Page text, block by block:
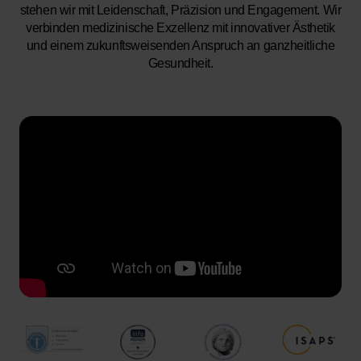
stehen wir mit Leidenschaft, Präzision und Engagement. Wir
verbinden medizinische Exzellenz mit innovativer Ästhetik
und einem zukunftsweisenden Anspruch an ganzheitliche
Gesundheit.